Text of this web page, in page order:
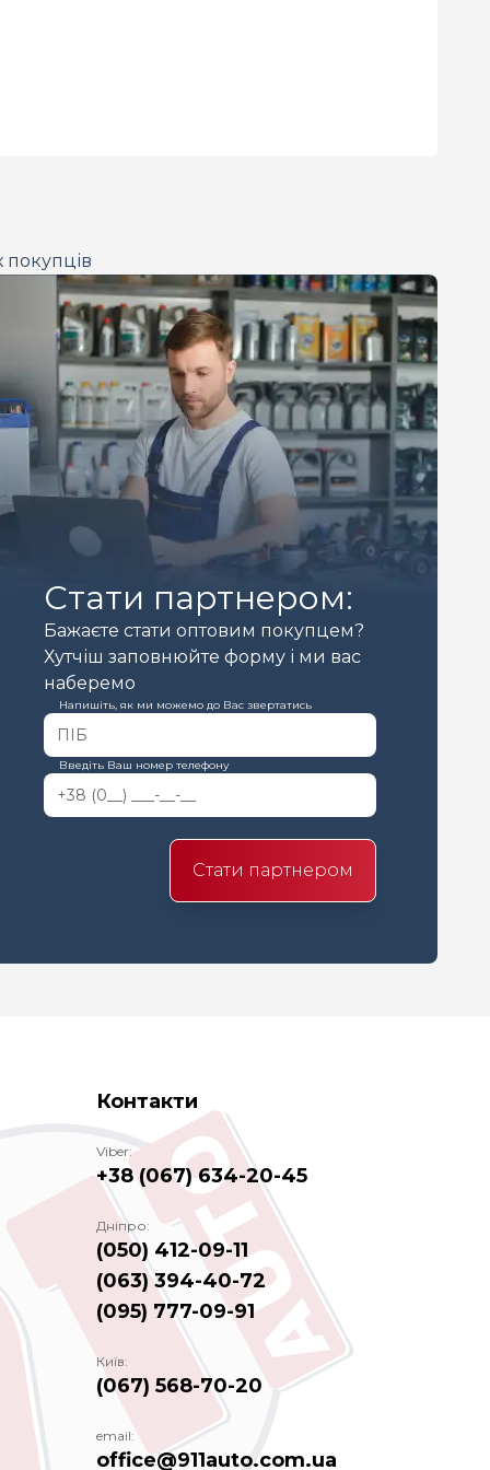
покупців
Стати партнером:
Бажаєте стати оптовим покупцем?
Хутчіш заповнюйте форму і ми вас
наберемо
Напишіть, як ми можемо до Вас звертатись
Введіть Ваш номер телефону
Стати партнером
Контакти
Viber:
+38 (067) 634-20-45
Дніпро:
(050) 412-09-11
(063) 394-40-72
(095) 777-09-91
Київ:
(067) 568-70-20
email:
office@911auto.com.ua